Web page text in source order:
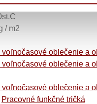
ploché švy
/ m2
voľnočasové oblečenie a
voľnočasové oblečenie a
voľnočasové oblečenie a
Pracovné funkčné tričká